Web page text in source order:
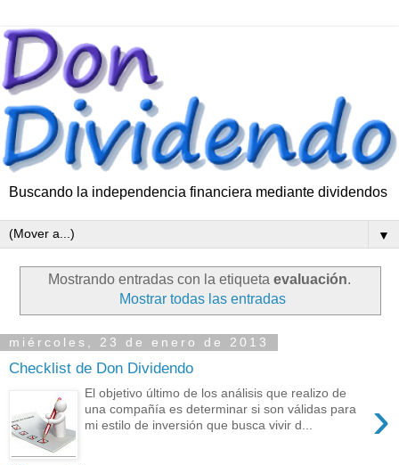
Buscando la independencia financiera mediante dividendos
▼
Mostrando entradas con la etiqueta evaluación.
Mostrar todas las entradas
miércoles, 23 de enero de 2013
Checklist de Don Dividendo
›
El objetivo último de los análisis que realizo de
una compañía es determinar si son válidas para
mi estilo de inversión que busca vivir d...